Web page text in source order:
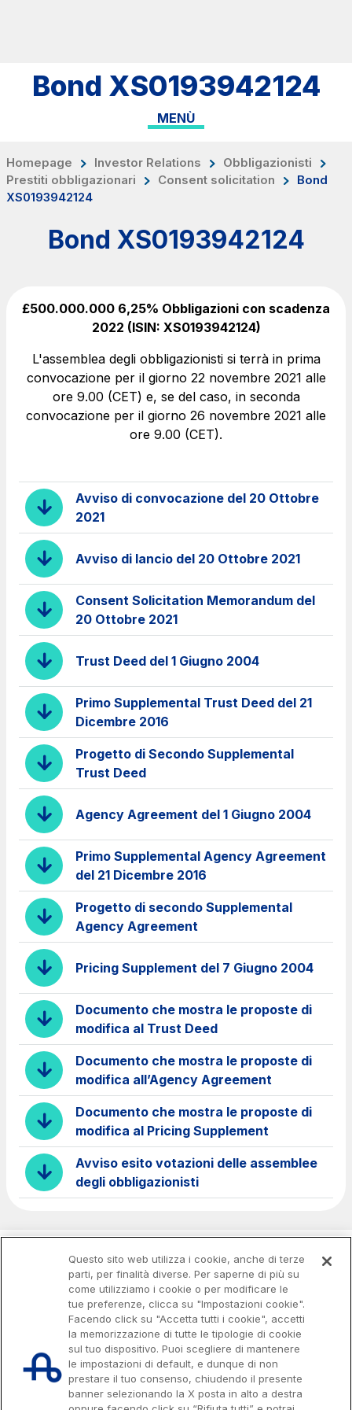
ITAENG
Rete
Lavora con noi
Investor Relations
Sostenibilità
Servizi al cliente
Contratti e fornitori
Movyon
L'operatore tecnologico per l'integrazione di
soluzioni di Intelligent Transport Systems
Tecne
La società di ingegneria del gruppo Autostrade per
l’Italia
Amplia
Società leader in Italia nella realizzazione di
infrastrutture complesse
Elgea
Produzione e vendita di energia da fonti rinnovabili
AdMoving
spazi, servizi pubblicitari, gestione eventi nelle aree
di servizio
YouVerse
servizi amministrativi, generali, gestione immobili
Giovia
attività di pulizia su piazzali esterni, superfici a verde
e servizi igienici
Società Italiana per il Traforo del Monte Bianco
S.p.A.
Km rete: 6
Scadenza concessione: 2050
Raccordo Autostradale Valle d’Aosta S.p.A.
Società Autostrada Tirrenica p.A.
Km rete: 55
Scadenza concessione: 2028
Tangenziale di Napoli S.p.A.
Km rete: 20
Scadenza concessione: 2037
Scopri la nostra App
Inquadra il QR Code con la fotocamera del tuo
cellulare per scaricare l’App
Vai alla pagina
Bond XS0193942124
MENÙ
Homepage Investor Relations
Obbligazionisti
Prestiti obbligazionari
Consent solicitation
Bond
XS0193942124
Bond XS0193942124
£500.000.000 6,25% Obbligazioni con scadenza
2022 (ISIN: XS0193942124)
L'assemblea degli obbligazionisti si terrà in prima
convocazione per il giorno 22 novembre 2021 alle
ore 9.00 (CET) e, se del caso, in seconda
convocazione per il giorno 26 novembre 2021 alle
ore 9.00 (CET).
Avviso di convocazione del 20 Ottobre
2021
Avviso di lancio del 20 Ottobre 2021
Consent Solicitation Memorandum del
20 Ottobre 2021
Trust Deed del 1 Giugno 2004
Primo Supplemental Trust Deed del 21
Dicembre 2016
Progetto di Secondo Supplemental
Trust Deed
Agency Agreement del 1 Giugno 2004
Primo Supplemental Agency Agreement
del 21 Dicembre 2016
Progetto di secondo Supplemental
Agency Agreement
Pricing Supplement del 7 Giugno 2004
Documento che mostra le proposte di
modifica al Trust Deed
Documento che mostra le proposte di
modifica all’Agency Agreement
Documento che mostra le proposte di
modifica al Pricing Supplement
Avviso esito votazioni delle assemblee
degli obbligazionisti
Questo sito web utilizza i cookie, anche di terze
parti, per finalità diverse. Per saperne di più su
come utilizziamo i cookie o per modificare le
tue preferenze, clicca su "Impostazioni cookie".
Facendo click su "Accetta tutti i cookie", accetti
la memorizzazione di tutte le tipologie di cookie
sul tuo dispositivo. Puoi scegliere di mantenere
le impostazioni di default, e dunque di non
prestare il tuo consenso, chiudendo il presente
banner selezionando la X posta in alto a destra